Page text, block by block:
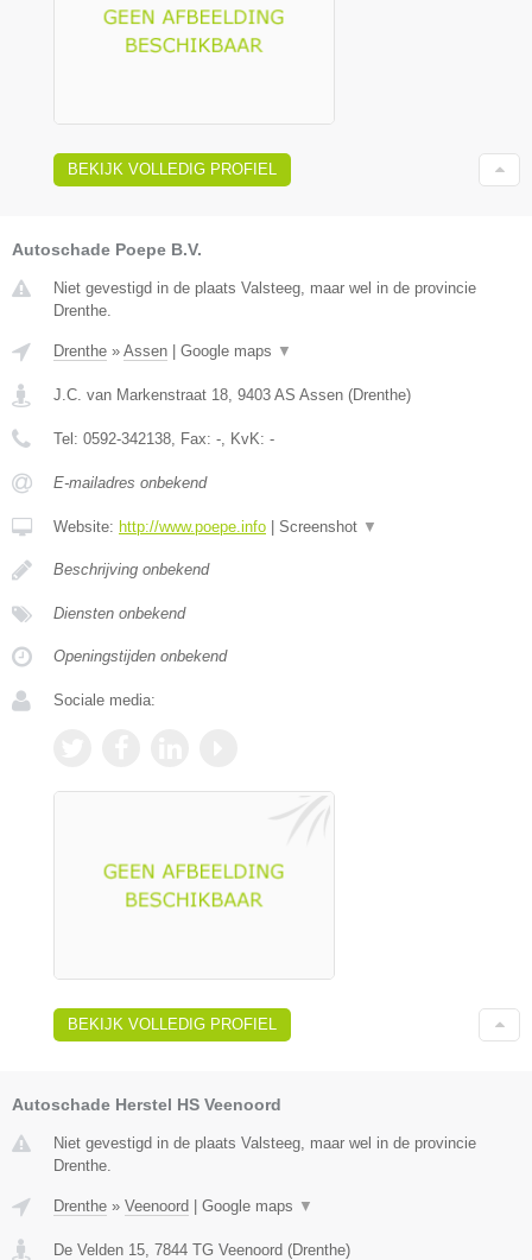
BEKIJK VOLLEDIG PROFIEL
Autoschade Poepe B.V.
Niet gevestigd in de plaats Valsteeg, maar wel in de provincie
Drenthe.
Drenthe » Assen Google maps ▼
J.C. van Markenstraat 18, 9403 AS Assen (Drenthe)
Tel: 0592-342138, Fax: -, KvK: -
E-mailadres onbekend
Website: http://www.poepe.info Screenshot ▼
Beschrijving onbekend
Diensten onbekend
Openingstijden onbekend
Sociale media:
BEKIJK VOLLEDIG PROFIEL
Autoschade Herstel HS Veenoord
Niet gevestigd in de plaats Valsteeg, maar wel in de provincie
Drenthe.
Drenthe » Veenoord Google maps ▼
De Velden 15 7844 TG Veenoord (Drenthe)